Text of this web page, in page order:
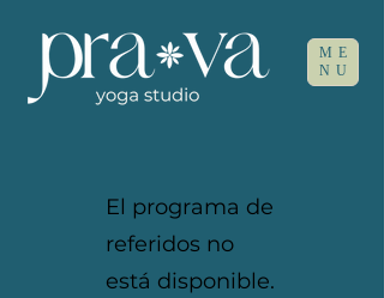
ME
NU
El programa de
referidos no
está disponible.